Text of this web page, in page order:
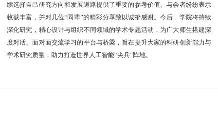
续选择自己研究方向和发展道路提供了重要的参考价值。与会者纷纷表示
收获丰富，并对几位“同辈”的精彩分享致以诚挚感谢。今后，学院将持续
深化研究，精心设计与组织不同领域的学术专题活动，为广大师生搭建深
度对话、面对面交流学习的平台与桥梁，旨在提升大家的科研创新能力与
学术研究质量，助力打造世界人工智能“尖兵”阵地。